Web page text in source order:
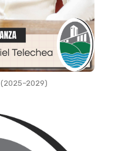
(2025–2029)